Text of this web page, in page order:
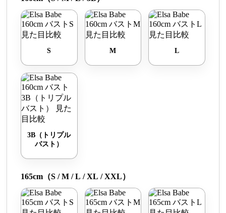
S M L
3B（トリプル
バスト）
165cm（S / M / L / XL / XXL）